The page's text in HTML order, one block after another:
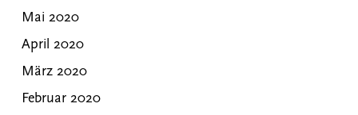
Mai 2020
April 2020
März 2020
Februar 2020